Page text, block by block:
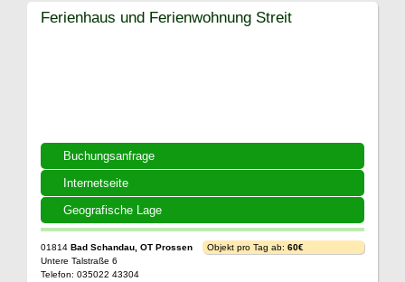
Buchungsanfrage
Internetseite
Geografische Lage
Ferienhaus und Ferienwohnung Streit
01814 Bad Schandau, OT Prossen
Untere Talstraße 6
Telefon: 035022 43304
Objekt pro Tag ab: 60€